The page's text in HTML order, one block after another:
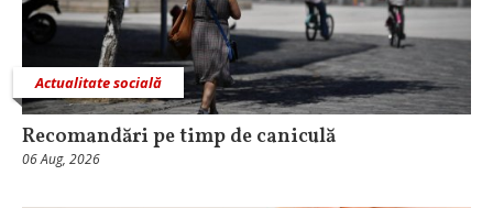
Actualitate socială
Recomandări pe timp de caniculă
06 Aug, 2026